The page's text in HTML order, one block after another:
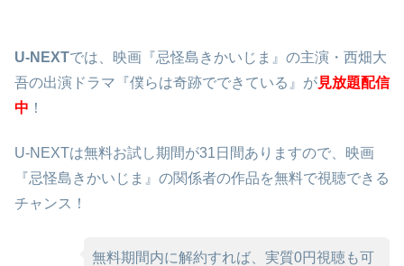
U-NEXTでは、映画『忌怪島きかいじま』の主演・西畑大
吾の出演ドラマ『僕らは奇跡でできている』が見放題配信
中 ！
U-NEXTは無料お試し期間が31日間ありますので、映画
『忌怪島きかいじま』の関係者の作品を無料で視聴できる
チャンス！
無料期間内に解約すれば、実質0円視聴も可